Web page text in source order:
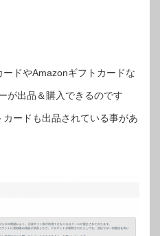
ドやAmazonギフトカードな
が出品＆購入できるのです
ードも出品されている事があ